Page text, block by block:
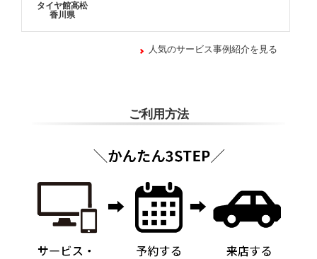
タイヤ館高松
香川県
人気のサービス事例紹介を見る
ご利用方法